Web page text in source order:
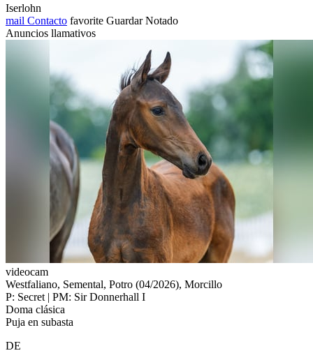
Iserlohn
mail Contacto favorite Guardar Notado
Anuncios llamativos
videocam
Westfaliano, Semental, Potro (04/2026), Morcillo
P: Secret | PM: Sir Donnerhall I
Doma clásica
Puja en subasta
DE